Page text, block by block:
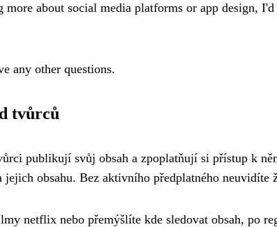
about social media platforms or app design,
any other questions.
tvůrců
publikují svůj obsah a zpoplatňují si přístup k
jejich obsahu. Bez aktivního předplatného
netflix nebo přemýšlíte kde sledovat obsah, po